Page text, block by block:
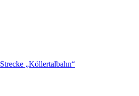
Strecke „Köllertalbahn“